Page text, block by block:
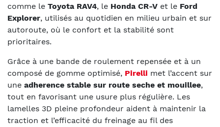
comme le Toyota RAV4, le Honda CR-V et le Ford
Explorer, utilisés au quotidien en milieu urbain et sur
autoroute, où le confort et la stabilité sont
prioritaires.
Grâce à une bande de roulement repensée et à un
composé de gomme optimisé, Pirelli met l’accent sur
une adherence stable sur route seche et mouillee,
tout en favorisant une usure plus régulière. Les
lamelles 3D pleine profondeur aident à maintenir la
traction et l’efficacité du freinage au fil des